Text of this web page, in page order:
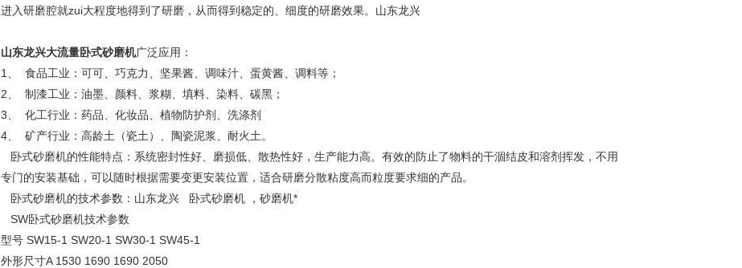
进入研磨腔就zui大程度地得到了研磨，从而得到稳定的、细度的研磨效果。 山东龙兴
山东龙兴大流量卧式砂磨机广泛应用：
1、 食品工业：可可、巧克力、坚果酱、调味汁、蛋黄酱、调料等；
2、 制漆工业：油墨、颜料、浆糊、填料、染料、碳黑；
3、 化工行业：药品、化妆品、植物防护剂、洗涤剂
4、 矿产行业：高龄土（瓷土）、陶瓷泥浆、耐火土。
卧式砂磨机的性能特点：系统密封性好、磨损低、散热性好，生产能力高。有效的防止了物料的干涸结皮和溶剂挥发，不用
专门的安装基础，可以随时根据需要变更安装位置，适合研磨分散粘度高而粒度要求细的产品。
卧式砂磨机的技术参数： 山东龙兴 卧式砂磨机 ，砂磨机*
SW卧式砂磨机技术参数
型号 SW15-1 SW20-1 SW30-1 SW45-1
外形尺寸A 1530 1690 1690 2050